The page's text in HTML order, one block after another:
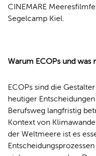
CINEMARE
Segelcamp Kiel.
Warum ECOPs und was
ECOPs sind die
heutiger
Berufsweg langfristig
Kontext von
der Weltmeere ist es